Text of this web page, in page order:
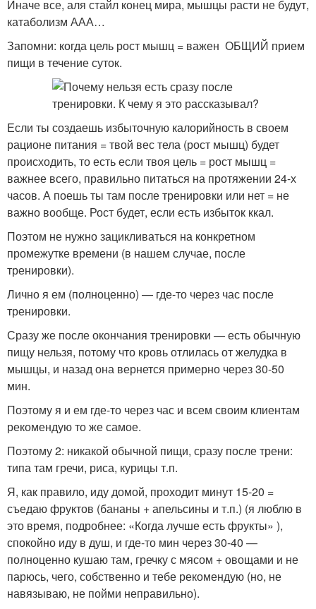
Иначе все, аля стайл конец мира, мышцы расти не будут,
катаболизм ААА…
Запомни: когда цель рост мышц = важен ОБЩИЙ прием
пищи в течение суток.
Если ты создаешь избыточную калорийность в своем
рационе питания = твой вес тела (рост мышц) будет
происходить, то есть если твоя цель = рост мышц =
важнее всего, правильно питаться на протяжении 24-х
часов. А поешь ты там после тренировки или нет = не
важно вообще. Рост будет, если есть избыток ккал.
Поэтом не нужно зацикливаться на конкретном
промежутке времени (в нашем случае, после
тренировки).
Лично я ем (полноценно) — где-то через час после
тренировки.
Сразу же после окончания тренировки — есть обычную
пищу нельзя, потому что кровь отлилась от желудка в
мышцы, и назад она вернется примерно через 30-50
мин.
Поэтому я и ем где-то через час и всем своим клиентам
рекомендую то же самое.
Поэтому 2: никакой обычной пищи, сразу после трени:
типа там гречи, риса, курицы т.п.
Я, как правило, иду домой, проходит минут 15-20 =
съедаю фруктов (бананы + апельсины и т.п.) (я люблю в
это время, подробнее: «Когда лучше есть фрукты» ),
спокойно иду в душ, и где-то мин через 30-40 —
полноценно кушаю там, гречку с мясом + овощами и не
парюсь, чего, собственно и тебе рекомендую (но, не
навязываю, не пойми неправильно).